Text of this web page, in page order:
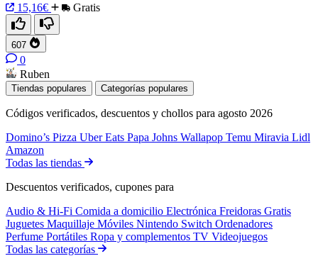
15,16€ Gratis
607
0
Ruben
Tiendas populares Categorías populares
Códigos verificados, descuentos y chollos para agosto 2026
Domino’s Pizza Uber Eats Papa Johns Wallapop Temu Miravia Lidl
Amazon
Todas las tiendas
Descuentos verificados, cupones para
Audio & Hi-Fi Comida a domicilio Electrónica Freidoras Gratis
Juguetes Maquillaje Móviles Nintendo Switch Ordenadores
Perfume Portátiles Ropa y complementos TV Videojuegos
Todas las categorías